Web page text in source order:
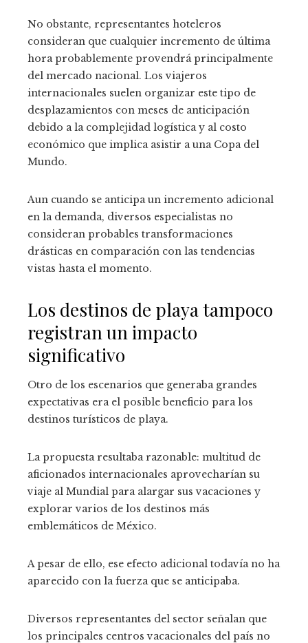
No obstante, representantes hoteleros
consideran que cualquier incremento de última
hora probablemente provendrá principalmente
del mercado nacional. Los viajeros
internacionales suelen organizar este tipo de
desplazamientos con meses de anticipación
debido a la complejidad logística y al costo
económico que implica asistir a una Copa del
Mundo.
Aun cuando se anticipa un incremento adicional
en la demanda, diversos especialistas no
consideran probables transformaciones
drásticas en comparación con las tendencias
vistas hasta el momento.
Los destinos de playa tampoco
registran un impacto
significativo
Otro de los escenarios que generaba grandes
expectativas era el posible beneficio para los
destinos turísticos de playa.
La propuesta resultaba razonable: multitud de
aficionados internacionales aprovecharían su
viaje al Mundial para alargar sus vacaciones y
explorar varios de los destinos más
emblemáticos de México.
A pesar de ello, ese efecto adicional todavía no ha
aparecido con la fuerza que se anticipaba.
Diversos representantes del sector señalan que
los principales centros vacacionales del país no